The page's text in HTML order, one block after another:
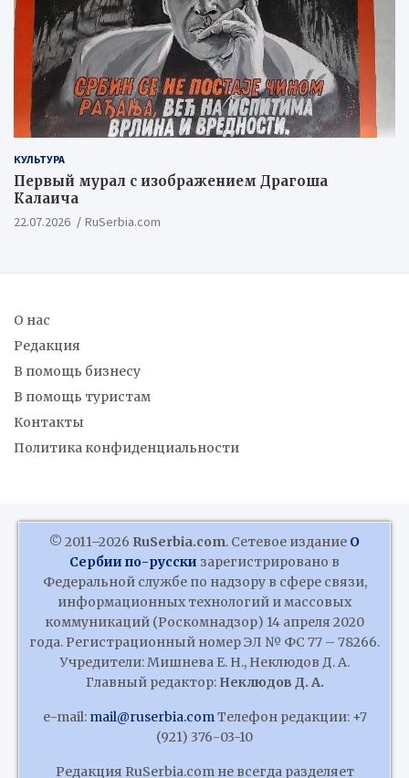
КУЛЬТУРА
Первый мурал с изображением Драгоша
Калаича
22.07.2026 RuSerbia.com
О нас
Редакция
В помощь бизнесу
В помощь туристам
Контакты
Политика конфиденциальности
© 2011–2026 RuSerbia.com. Сетевое издание О
Сербии по-русски зарегистрировано в
Федеральной службе по надзору в сфере связи,
информационных технологий и массовых
коммуникаций (Роскомнадзор) 14 апреля 2020
года. Регистрационный номер ЭЛ № ФС 77 – 78266.
Учредители: Мишнева Е. Н., Неклюдов Д. А.
Главный редактор: Неклюдов Д. А.
e-mail: mail@ruserbia.comТелефон редакции: +7
(921) 376-03-10
Редакция RuSerbia.com не всегда разделяет